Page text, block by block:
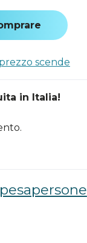
scende
in Italia!